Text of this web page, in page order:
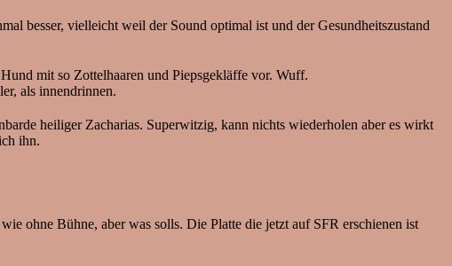
besser, vielleicht weil der Sound optimal ist und der Gesundheitszustand
mit so Zottelhaaren und Piepsgekläffe vor. Wuff.
als innendrinnen.
heiliger Zacharias. Superwitzig, kann nichts wiederholen aber es wirkt
ihn.
ohne Bühne, aber was solls. Die Platte die jetzt auf SFR erschienen ist